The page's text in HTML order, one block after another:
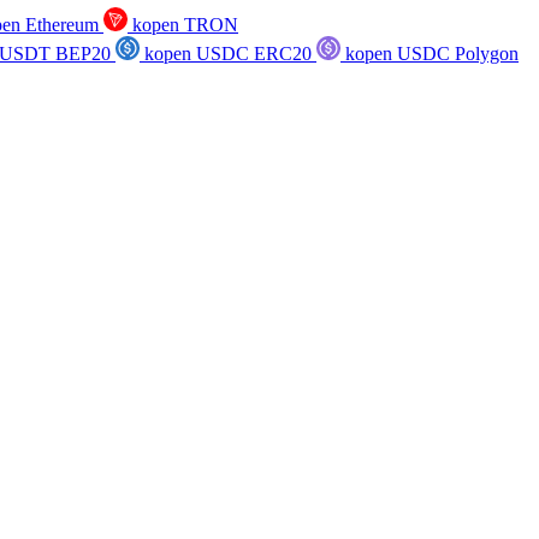
Ethereum
kopen TRON
BEP20
kopen USDC ERC20 kopen USDC Polygon